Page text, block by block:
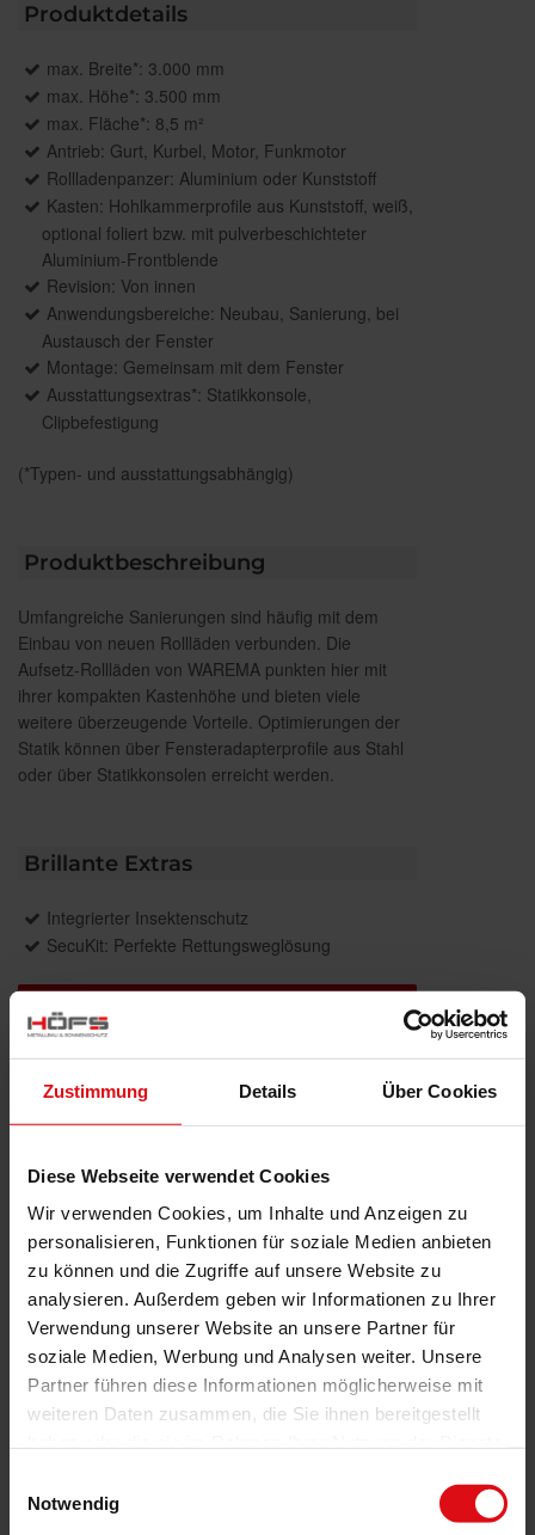
Zustimmung Details Über Cookies
Diese Webseite verwendet Cookies
Wir verwenden Cookies, um Inhalte und Anzeigen zu
personalisieren, Funktionen für soziale Medien anbieten
zu können und die Zugriffe auf unsere Website zu
analysieren. Außerdem geben wir Informationen zu Ihrer
Verwendung unserer Website an unsere Partner für
soziale Medien, Werbung und Analysen weiter. Unsere
Partner führen diese Informationen möglicherweise mit
weiteren Daten zusammen, die Sie ihnen bereitgestellt
Notwendig
Produktdetails
max. Breite*: 3.000 mm
max. Höhe*: 3.500 mm
max. Fläche*: 8,5 m²
Antrieb: Gurt, Kurbel, Motor, Funkmotor
Rollladenpanzer: Aluminium oder Kunststoff
Kasten: Hohlkammerprofile aus Kunststoff, weiß,
optional foliert bzw. mit pulverbeschichteter
Aluminium-Frontblende
Revision: Von innen
Anwendungsbereiche: Neubau, Sanierung, bei
Austausch der Fenster
Montage: Gemeinsam mit dem Fenster
Ausstattungsextras*: Statikkonsole,
Clipbefestigung
(*Typen- und ausstattungsabhängig)
Produktbeschreibung
Umfangreiche Sanierungen sind häufig mit dem
Einbau von neuen Rollläden verbunden. Die
Aufsetz-Rollläden von WAREMA punkten hier mit
ihrer kompakten Kastenhöhe und bieten viele
weitere überzeugende Vorteile. Optimierungen der
Statik können über Fensteradapterprofile aus Stahl
oder über Statikkonsolen erreicht werden.
Brillante Extras
Integrierter Insektenschutz
SecuKit: Perfekte Rettungsweglösung
Ausstattungsextras Rollladen
Weitere Informationen zu Rollladen-Profile
Farben
Weitere Informationen
Das könnte Sie auch interessieren